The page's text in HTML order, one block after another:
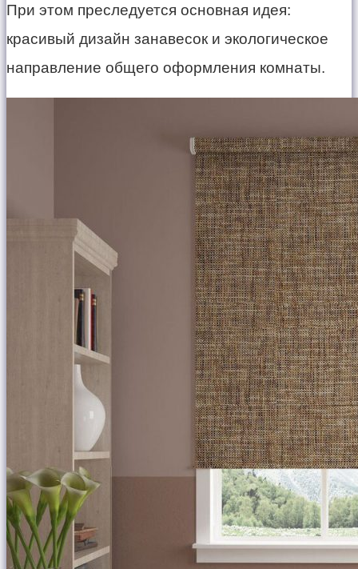
При этом преследуется основная идея:
красивый дизайн занавесок и экологическое
направление общего оформления комнаты.